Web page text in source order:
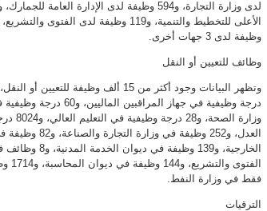
وظيفة لدى 3 جهات أخرى.
وظائف للتعيين أو النقل
فقط في وزارة النفط.
الترقيات